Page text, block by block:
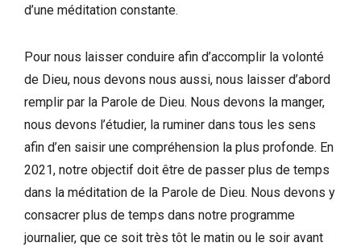
d’une méditation constante.
Pour nous laisser conduire afin d’accomplir la volonté
de Dieu, nous devons nous aussi, nous laisser d’abord
remplir par la Parole de Dieu. Nous devons la manger,
nous devons l’étudier, la ruminer dans tous les sens
afin d’en saisir une compréhension la plus profonde. En
2021, notre objectif doit être de passer plus de temps
dans la méditation de la Parole de Dieu. Nous devons y
consacrer plus de temps dans notre programme
journalier, que ce soit très tôt le matin ou le soir avant